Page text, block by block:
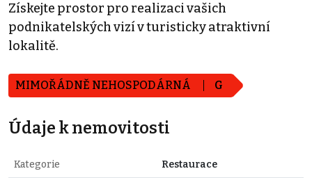
Získejte prostor pro realizaci vašich
podnikatelských vizí v turisticky atraktivní
lokalitě.
MIMOŘÁDNĚ NEHOSPODÁRNÁ G
Údaje k nemovitosti
Kategorie Restaurace